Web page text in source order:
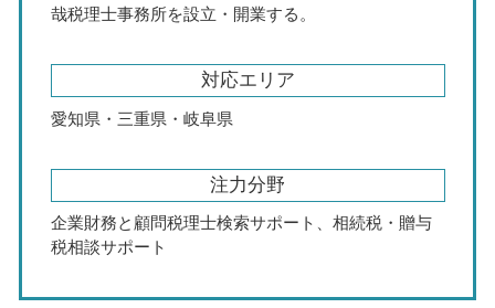
哉税理士事務所を設立・開業する。
対応エリア
愛知県・三重県・岐阜県
注力分野
企業財務と顧問税理士検索サポート、相続税・贈与
税相談サポート